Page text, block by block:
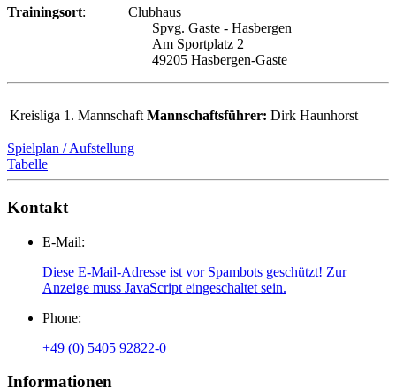
Trainingsort: Clubhaus
Spvg. Gaste - Hasbergen
Am Sportplatz 2
49205 Hasbergen-Gaste
Kreisliga 1. Mannschaft Mannschaftsführer: Dirk Haunhorst
Spielplan / Aufstellung
Tabelle
Kontakt
E-Mail:
Diese E-Mail-Adresse ist vor Spambots geschützt! Zur
Anzeige muss JavaScript eingeschaltet sein.
Phone:
+49 (0) 5405 92822-0
Informationen